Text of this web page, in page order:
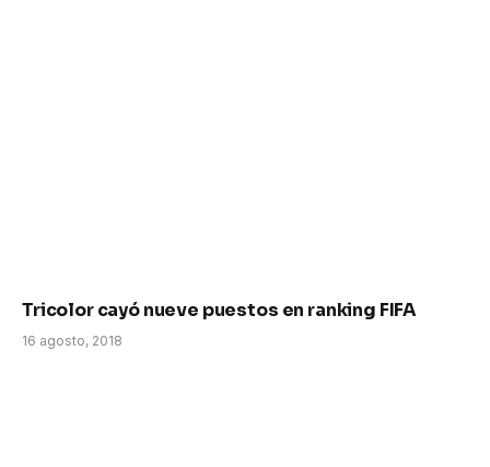
Tricolor cayó nueve puestos en ranking FIFA
16 agosto, 2018